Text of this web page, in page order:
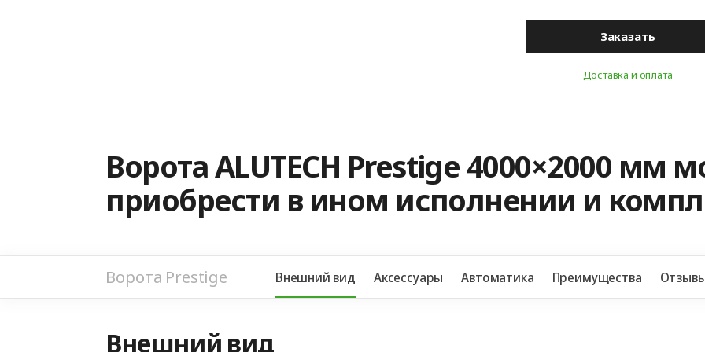
Заказать
Доставка и оплата
Ворота ALUTECH Prestige 4000×2000 мм
приобрести в ином исполнении и
Ворота Prestige Внешний вид Аксессуары Автоматика Преимущества
Внешний вид